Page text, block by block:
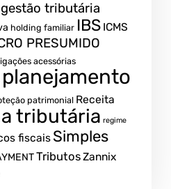
gestão tributária
holding familiar IBS ICMS
PRESUMIDO
acessórias
planejamento
patrimonial Receita
tributária regime
fiscais Simples
TributosZannix